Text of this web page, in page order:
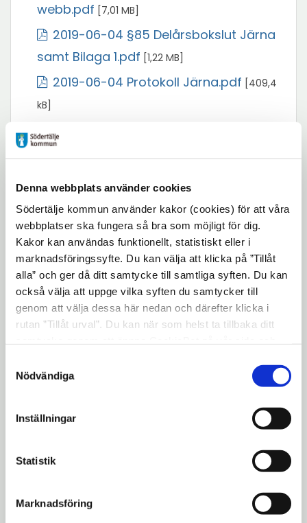
Denna webbplats använder cookies
Södertälje kommun använder kakor (cookies) för att våra
webbplatser ska fungera så bra som möjligt för dig.
Kakor kan användas funktionellt, statistiskt eller i
marknadsföringssyfte. Du kan välja att klicka på ”Tillåt
alla” och ger då ditt samtycke till samtliga syften. Du kan
också välja att uppge vilka syften du samtycker till
genom att välja dessa här nedan och därefter klicka i
rutan ”Tillåt urval”. Du kan när som helst ta tillbaka ditt
"Visa detaljer" kan du läsa om hur kakorna används och
hur vi och våra leverantörer inhämtar och behandlar
Nödvändiga
Inställningar
Statistik
Marknadsföring
fönster
webb.pdf [7,01 MB]
i
nytt
fönster
2019-06-04 §85 Delårsbokslut Järna
samt Bilaga 1.pdf [1,22 MB]
2019-06-04 Protokoll Järna.pdf [409,4
kB]
nytt
2019-06-18 Protokoll Järna kdn samt
bilaga 1.pdf
nytt
fönster
webb.pdf
nytt
fönster
2019-10-08 Protokoll Järna
webb.pdf[10,15 MB]Öppna
nytt
fönster
2019-11-12 protokoll Järna
webb.pdf[6,12 MB]Öppna
Jä protokoll 2019-12-12,
webb.pdf[443,5 kB]Öppna
protokoll
protokoll
protokoll